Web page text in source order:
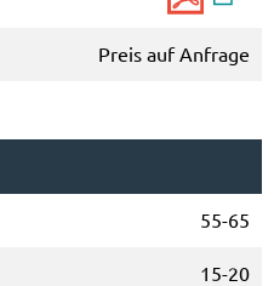
Preis auf Anfrage
55-65
15-20